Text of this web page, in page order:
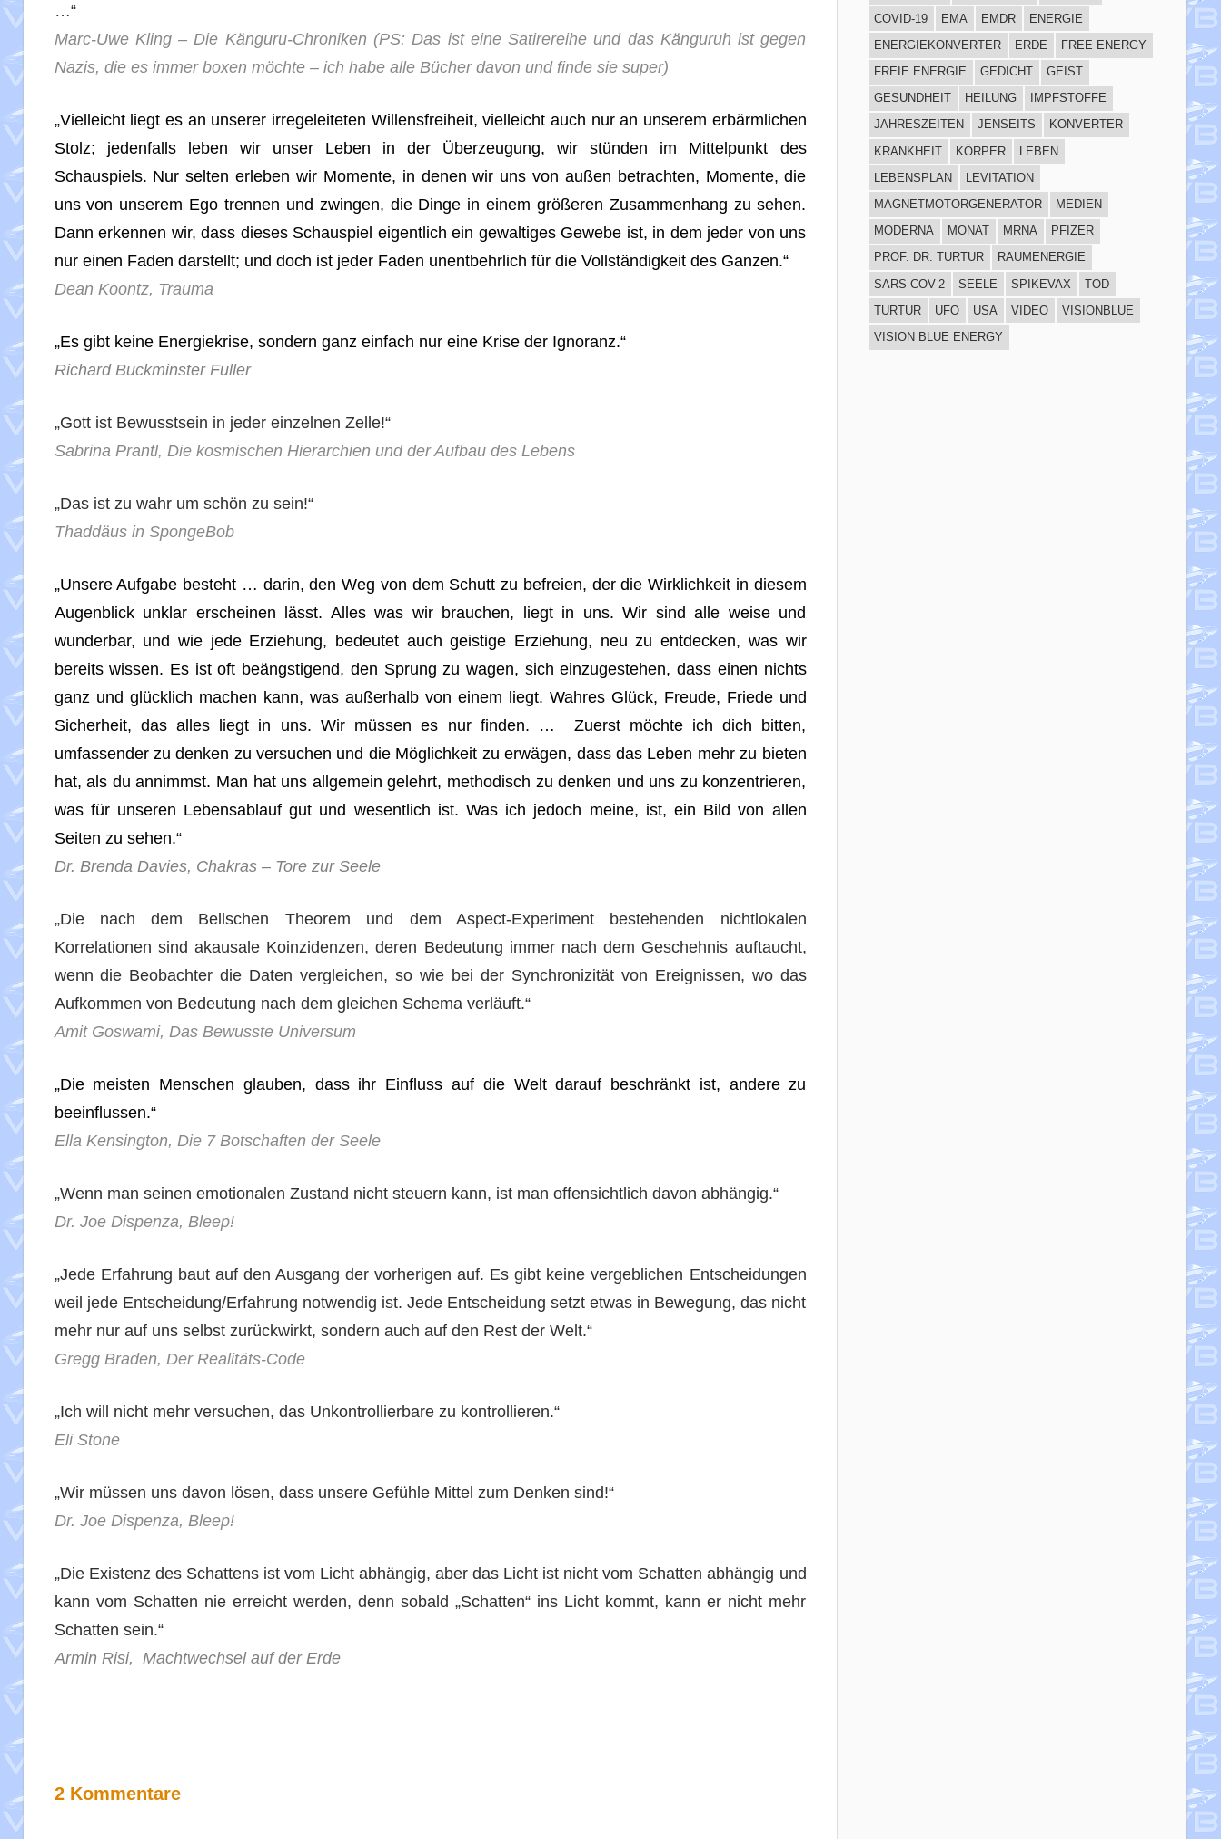
…“
Marc-Uwe Kling – Die Känguru-Chroniken (PS: Das ist eine Satirereihe und das Känguruh ist gegen
Nazis, die es immer boxen möchte – ich habe alle Bücher davon und finde sie super)
„Vielleicht liegt es an unserer irregeleiteten Willensfreiheit, vielleicht auch nur an unserem erbärmlichen
Stolz; jedenfalls leben wir unser Leben in der Überzeugung, wir stünden im Mittelpunkt des
Schauspiels. Nur selten erleben wir Momente, in denen wir uns von außen betrachten, Momente, die
uns von unserem Ego trennen und zwingen, die Dinge in einem größeren Zusammenhang zu sehen.
Dann erkennen wir, dass dieses Schauspiel eigentlich ein gewaltiges Gewebe ist, in dem jeder von uns
nur einen Faden darstellt; und doch ist jeder Faden unentbehrlich für die Vollständigkeit des Ganzen.“
Dean Koontz, Trauma
„Es gibt keine Energiekrise, sondern ganz einfach nur eine Krise der Ignoranz.“
Richard Buckminster Fuller
„Gott ist Bewusstsein in jeder einzelnen Zelle!“
Sabrina Prantl, Die kosmischen Hierarchien und der Aufbau des Lebens
„Das ist zu wahr um schön zu sein!“
Thaddäus in SpongeBob
„Unsere Aufgabe besteht … darin, den Weg von dem Schutt zu befreien, der die Wirklichkeit in diesem
Augenblick unklar erscheinen lässt. Alles was wir brauchen, liegt in uns. Wir sind alle weise und
wunderbar, und wie jede Erziehung, bedeutet auch geistige Erziehung, neu zu entdecken, was wir
bereits wissen. Es ist oft beängstigend, den Sprung zu wagen, sich einzugestehen, dass einen nichts
ganz und glücklich machen kann, was außerhalb von einem liegt. Wahres Glück, Freude, Friede und
Sicherheit, das alles liegt in uns. Wir müssen es nur finden. … Zuerst möchte ich dich bitten,
umfassender zu denken zu versuchen und die Möglichkeit zu erwägen, dass das Leben mehr zu bieten
hat, als du annimmst. Man hat uns allgemein gelehrt, methodisch zu denken und uns zu konzentrieren,
was für unseren Lebensablauf gut und wesentlich ist. Was ich jedoch meine, ist, ein Bild von allen
Seiten zu sehen.“
Dr. Brenda Davies, Chakras – Tore zur Seele
„Die nach dem Bellschen Theorem und dem Aspect-Experiment bestehenden nichtlokalen
Korrelationen sind akausale Koinzidenzen, deren Bedeutung immer nach dem Geschehnis auftaucht,
wenn die Beobachter die Daten vergleichen, so wie bei der Synchronizität von Ereignissen, wo das
Aufkommen von Bedeutung nach dem gleichen Schema verläuft.“
Amit Goswami, Das Bewusste Universum
„Die meisten Menschen glauben, dass ihr Einfluss auf die Welt darauf beschränkt ist, andere zu
beeinflussen.“
Ella Kensington, Die 7 Botschaften der Seele
„Wenn man seinen emotionalen Zustand nicht steuern kann, ist man offensichtlich davon abhängig.“
Dr. Joe Dispenza, Bleep!
„Jede Erfahrung baut auf den Ausgang der vorherigen auf. Es gibt keine vergeblichen Entscheidungen
weil jede Entscheidung/Erfahrung notwendig ist. Jede Entscheidung setzt etwas in Bewegung, das nicht
mehr nur auf uns selbst zurückwirkt, sondern auch auf den Rest der Welt.“
Gregg Braden, Der Realitäts-Code
„Ich will nicht mehr versuchen, das Unkontrollierbare zu kontrollieren.“
Eli Stone
„Wir müssen uns davon lösen, dass unsere Gefühle Mittel zum Denken sind!“
Dr. Joe Dispenza, Bleep!
„Die Existenz des Schattens ist vom Licht abhängig, aber das Licht ist nicht vom Schatten abhängig und
kann vom Schatten nie erreicht werden, denn sobald „Schatten“ ins Licht kommt, kann er nicht mehr
Schatten sein.“
Armin Risi, Machtwechsel auf der Erde
2 Kommentare
COVID-19
EMA EMDR
ENERGIE
ENERGIEKONVERTER
ERDE
FREE ENERGY
FREIE ENERGIE
GEDICHT
GEIST
GESUNDHEIT
HEILUNG
IMPFSTOFFE
JAHRESZEITEN
JENSEITS
KONVERTER
KRANKHEIT
KÖRPER
LEBEN
LEBENSPLAN
LEVITATION
MAGNETMOTORGENERATOR
MEDIEN
MODERNA
MONAT MRNA
PFIZER
PROF. DR. TURTUR
RAUMENERGIE
SARS-COV-2
SEELE SPIKEVAX
TOD
TURTUR
UFO USA VIDEO
VISIONBLUE
VISION BLUE ENERGY